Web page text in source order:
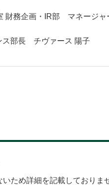
財務企画・IR部 マネージ
ス部長 チヴァース 陽子
ため詳細を記載しており